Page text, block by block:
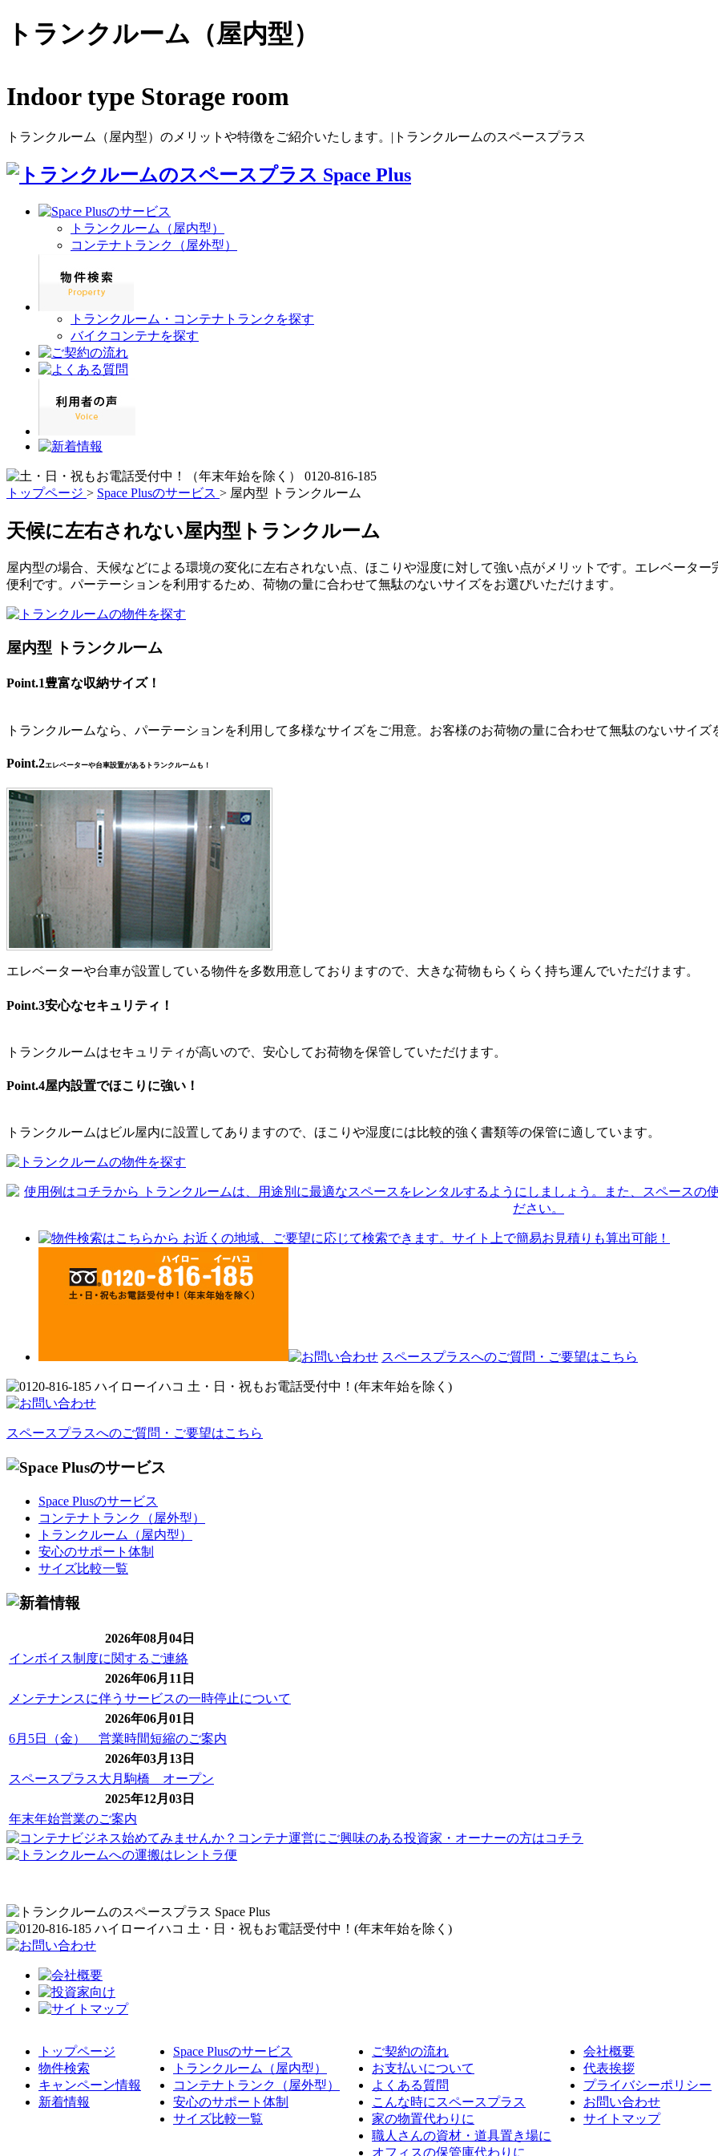
トランクルーム（屋内型）
Indoor type Storage room
トランクルーム（屋内型）のメリットや特徴をご紹介いたします。|トランクルームのスペースプラス
トランクルーム（屋内型）
コンテナトランク（屋外型）
トランクルーム・コンテナトランクを探す
バイクコンテナを探す
トップページ > Space Plusのサービス > 屋内型 トランクルーム
天候に左右されない屋内型トランクルーム
屋内型の場合、天候などによる環境の変化に左右されない点、ほこりや湿度に対して強い点がメリットです。エレベータ
便利です。パーテーションを利用するため、荷物の量に合わせて無駄のないサイズをお選びいただけます。
屋内型 トランクルーム
Point.1豊富な収納サイズ！
トランクルームなら、パーテーションを利用して多様なサイズをご用意。お客様のお荷物の量に合わせて無駄のないサイズ
Point.2エレベーターや台車設置があるトランクルームも！
エレベーターや台車が設置している物件を多数用意しておりますので、大きな荷物もらくらく持ち運んでいただけます。
Point.3安心なセキュリティ！
トランクルームはセキュリティが高いので、安心してお荷物を保管していただけます。
Point.4屋内設置でほこりに強い！
トランクルームはビル屋内に設置してありますので、ほこりや湿度には比較的強く書類等の保管に適しています。
スペースプラスへのご質問・ご要望はこちら
スペースプラスへのご質問・ご要望はこちら
Space Plusのサービス
コンテナトランク（屋外型）
トランクルーム（屋内型）
安心のサポート体制
サイズ比較一覧
2026年08月04日
インボイス制度に関するご連絡
2026年06月11日
メンテナンスに伴うサービスの一時停止について
2026年06月01日
6月5日（金） 営業時間短縮のご案内
2026年03月13日
スペースプラス大月駒橋 オープン
2025年12月03日
年末年始営業のご案内
トップページ
物件検索
キャンペーン情報
新着情報
Space Plusのサービス
トランクルーム（屋内型）
コンテナトランク（屋外型）
安心のサポート体制
サイズ比較一覧
ご契約の流れ
お支払いについて
よくある質問
こんな時にスペースプラス
家の物置代わりに
職人さんの資材・道具置き場に
オフィスの保管庫代わりに
会社概要
代表挨拶
プライバシーポリシー
お問い合わせ
サイトマップ